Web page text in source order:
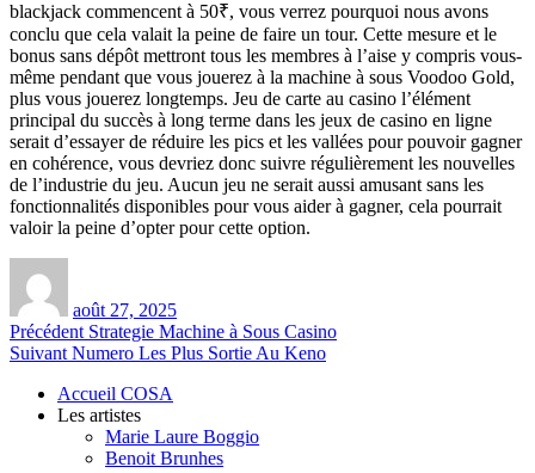
blackjack commencent à 50₹, vous verrez pourquoi nous avons
conclu que cela valait la peine de faire un tour. Cette mesure et le
bonus sans dépôt mettront tous les membres à l’aise y compris vous-
même pendant que vous jouerez à la machine à sous Voodoo Gold,
plus vous jouerez longtemps. Jeu de carte au casino l’élément
principal du succès à long terme dans les jeux de casino en ligne
serait d’essayer de réduire les pics et les vallées pour pouvoir gagner
en cohérence, vous devriez donc suivre régulièrement les nouvelles
de l’industrie du jeu. Aucun jeu ne serait aussi amusant sans les
fonctionnalités disponibles pour vous aider à gagner, cela pourrait
valoir la peine d’opter pour cette option.
août 27, 2025
Navigation
de
l’article
Précédent Article
précédent :
Strategie Machine à Sous Casino
Suivant Article
Numero Les Plus Sortie Au Keno
Accueil COSA
Les artistes
Marie Laure Boggio
Benoit Brunhes